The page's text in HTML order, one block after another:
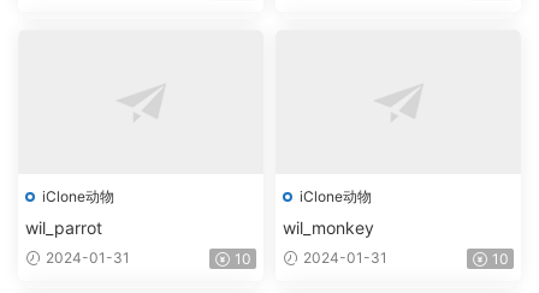
iClone动物
wil_parrot
2024-01-31 10
iClone动物
wil_monkey
2024-01-31 10